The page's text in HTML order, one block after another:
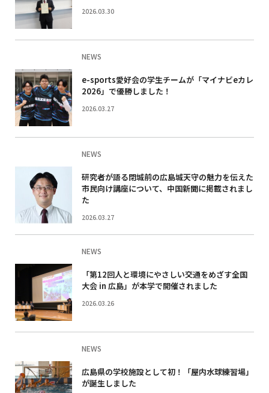
2026.03.30
NEWS
e-sports愛好会の学生チームが「マイナビeカレ
2026」で優勝しました！
2026.03.27
NEWS
研究者が語る閉城前の広島城天守の魅力を伝えた
市民向け講座について、中国新聞に掲載されまし
た
2026.03.27
NEWS
「第12回人と環境にやさしい交通をめざす全国
大会 in 広島」が本学で開催されました
2026.03.26
NEWS
広島県の学校施設として初！「屋内水球練習場」
が誕生しました